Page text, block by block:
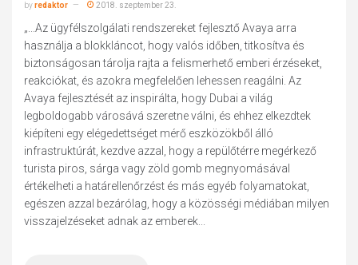
byredaktor 2018. szeptember 23.
„...Az ügyfélszolgálati rendszereket fejlesztő Avaya arra
használja a blokkláncot, hogy valós időben, titkosítva és
biztonságosan tárolja rajta a felismerhető emberi érzéseket,
reakciókat, és azokra megfelelően lehessen reagálni. Az
Avaya fejlesztését az inspirálta, hogy Dubai a világ
legboldogabb városává szeretne válni, és ehhez elkezdtek
kiépíteni egy elégedettséget mérő eszközökből álló
infrastruktúrát, kezdve azzal, hogy a repülőtérre megérkező
turista piros, sárga vagy zöld gomb megnyomásával
értékelheti a határellenőrzést és más egyéb folyamatokat,
egészen azzal bezárólag, hogy a közösségi médiában milyen
visszajelzéseket adnak az emberek...